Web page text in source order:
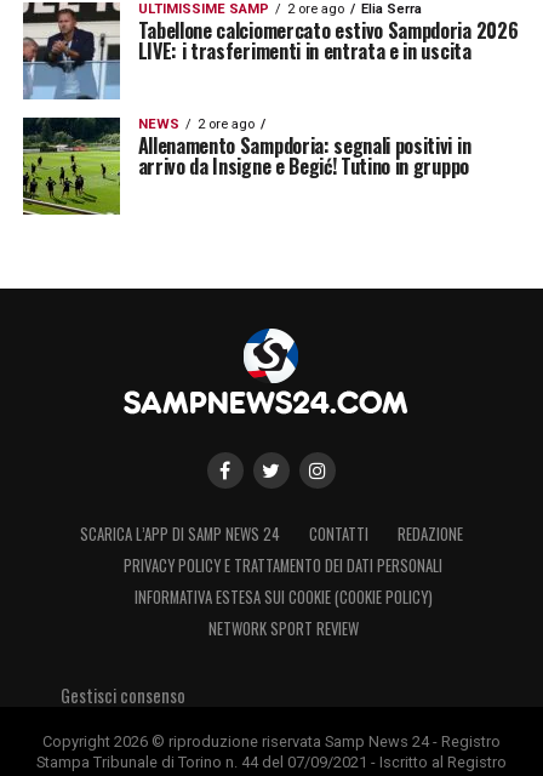
LA PLAYLIST DELLE NOSTRE TOP NEWS
ULTIMISSIME SAMP 2 ore ago Elia Serra
Tabellone calciomercato estivo Sampdoria 2026
LIVE: i trasferimenti in entrata e in uscita
NEWS 2 ore ago
Allenamento Sampdoria: segnali positivi in
arrivo da Insigne e Begić! Tutino in gruppo
SCARICA L’APP DI SAMP NEWS 24 CONTATTI
REDAZIONE
PRIVACY POLICY E TRATTAMENTO DEI DATI PERSONALI
INFORMATIVA ESTESA SUI COOKIE (COOKIE POLICY)
NETWORK SPORT REVIEW
Gestisci consenso
Copyright 2026 © riproduzione riservata Samp News 24 - Registro
Stampa Tribunale di Torino n. 44 del 07/09/2021 - Iscritto al Registro